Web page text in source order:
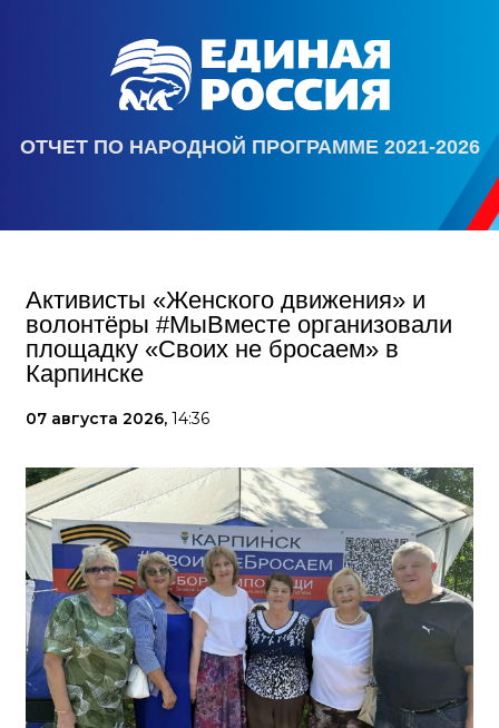
ОТЧЕТ ПО НАРОДНОЙ ПРОГРАММЕ 2021-2026
Активисты «Женского движения» и
волонтёры #МыВместе организовали
площадку «Своих не бросаем» в
Карпинске
07 августа 2026, 14:36